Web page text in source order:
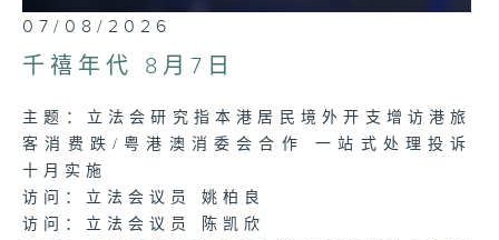
0
seconds
of
1
20
minutes,
13
seconds
07/08/2026
千禧年代 8月7日
主题：立法会研究指本港居民境外开支增访港旅
客消费跌/粤港澳消委会合作 一站式处理投诉
十月实施
访问：立法会议员 姚柏良
访问：立法会议员 陈凯欣